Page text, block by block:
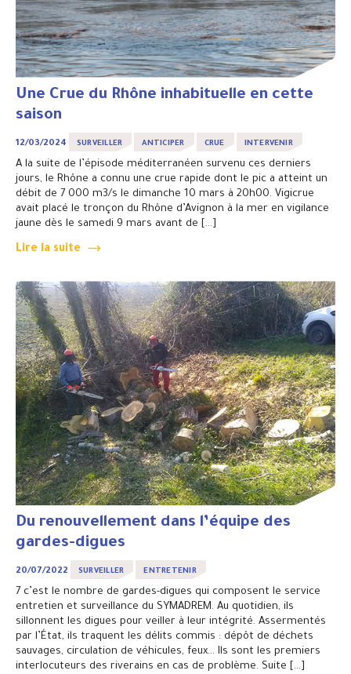
Une Crue du Rhône inhabituelle en cette
saison
12/03/2024 SURVEILLER ANTICIPER CRUE INTERVENIR
A la suite de l’épisode méditerranéen survenu ces derniers
jours, le Rhône a connu une crue rapide dont le pic a atteint un
débit de 7 000 m3/s le dimanche 10 mars à 20h00. Vigicrue
avait placé le tronçon du Rhône d’Avignon à la mer en vigilance
jaune dès le samedi 9 mars avant de […]
Lire la suite
Du renouvellement dans l’équipe des
gardes-digues
20/07/2022 SURVEILLER ENTRETENIR
7 c’est le nombre de gardes-digues qui composent le service
entretien et surveillance du SYMADREM. Au quotidien, ils
sillonnent les digues pour veiller à leur intégrité. Assermentés
par l’État, ils traquent les délits commis : dépôt de déchets
sauvages, circulation de véhicules, feux… Ils sont les premiers
interlocuteurs des riverains en cas de problème. Suite […]